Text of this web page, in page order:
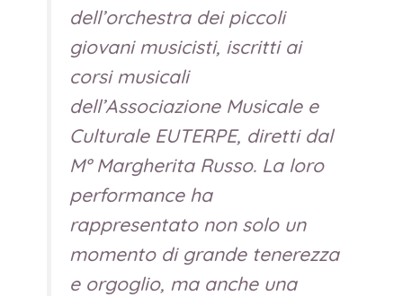
dell’orchestra dei piccoli
giovani musicisti, iscritti ai
corsi musicali
dell’Associazione Musicale e
Culturale EUTERPE, diretti dal
M° Margherita Russo. La loro
performance ha
rappresentato non solo un
momento di grande tenerezza
e orgoglio, ma anche una